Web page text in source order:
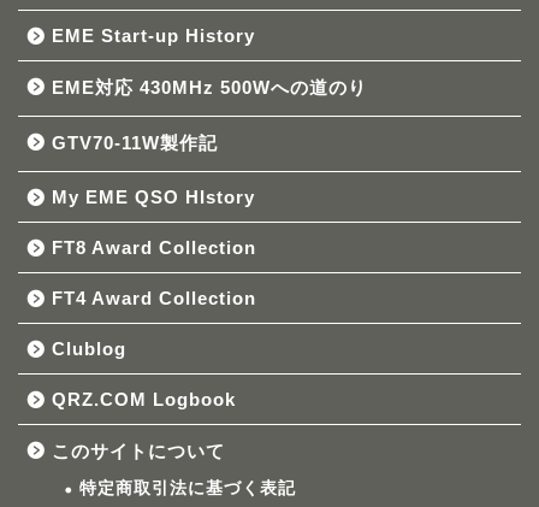
EME Start-up History
EME対応 430MHz 500Wへの道のり
GTV70-11W製作記
My EME QSO HIstory
FT8 Award Collection
FT4 Award Collection
Clublog
QRZ.COM Logbook
このサイトについて
特定商取引法に基づく表記